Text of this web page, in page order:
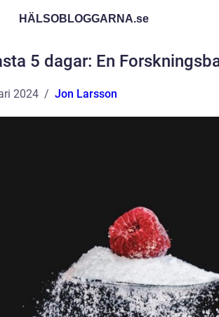
HÄLSOBLOGGARNA.se
5 dagar: En
2024 Jon Larsson